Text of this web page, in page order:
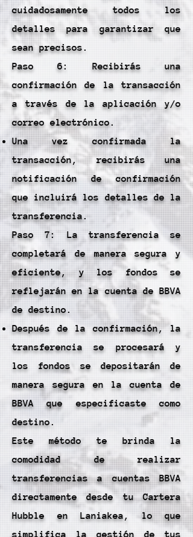
cuidadosamente todos los
detalles para garantizar que
sean precisos.
Paso 6: Recibirás una
confirmación de la transacción
a través de la aplicación y/o
correo electrónico.
Una vez confirmada la
transacción, recibirás una
notificación de confirmación
que incluirá los detalles de la
transferencia.
Paso 7: La transferencia se
completará de manera segura y
eficiente, y los fondos se
reflejarán en la cuenta de BBVA
de destino.
Después de la confirmación, la
transferencia se procesará y
los fondos se depositarán de
manera segura en la cuenta de
BBVA que especificaste como
destino.
Este método te brinda la
comodidad de realizar
transferencias a cuentas BBVA
directamente desde tu Cartera
Hubble en Laniakea, lo que
simplifica la gestión de tus